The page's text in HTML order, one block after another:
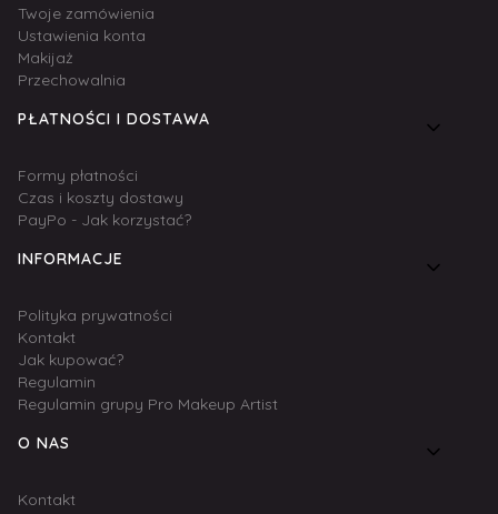
Twoje zamówienia
Ustawienia konta
Makijaż
Przechowalnia
PŁATNOŚCI I DOSTAWA
Formy płatności
Czas i koszty dostawy
PayPo - Jak korzystać?
INFORMACJE
Polityka prywatności
Kontakt
Jak kupować?
Regulamin
Regulamin grupy Pro Makeup Artist
O NAS
Kontakt